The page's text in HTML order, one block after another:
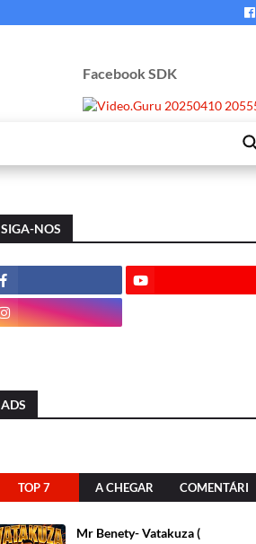
Facebook SDK
SIGA-NOS
ADS
TOP 7 A CHEGAR COMENTÁRI
Mr Benety- Vatakuza (